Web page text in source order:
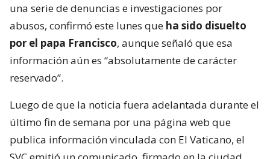
una serie de denuncias e investigaciones por
abusos, confirmó este lunes que ha sido disuelto
por el papa Francisco, aunque señaló que esa
información aún es “absolutamente de carácter
reservado”.
Luego de que la noticia fuera adelantada durante el
último fin de semana por una página web que
publica información vinculada con El Vaticano, el